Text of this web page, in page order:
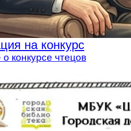
на конкурс
конкурсе чтецов